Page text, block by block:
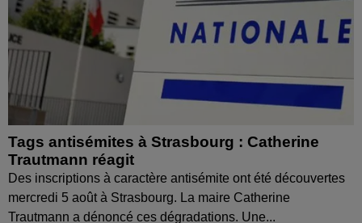
Tags antisémites à Strasbourg : Catherine
Trautmann réagit
Des inscriptions à caractère antisémite ont été découvertes
mercredi 5 août à Strasbourg. La maire Catherine
Trautmann a dénoncé ces dégradations. Une...